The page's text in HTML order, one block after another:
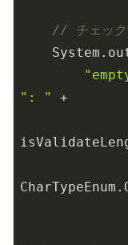
// チェック
": "
+